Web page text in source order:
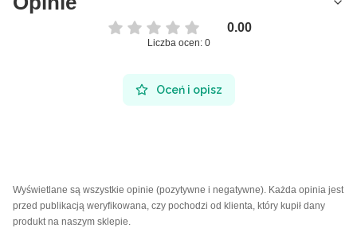
0.00
Liczba ocen: 0
Oceń i opisz
Wyświetlane są wszystkie opinie (pozytywne i negatywne). Każda opinia jest
przed publikacją weryfikowana, czy pochodzi od klienta, który kupił dany
produkt na naszym sklepie.